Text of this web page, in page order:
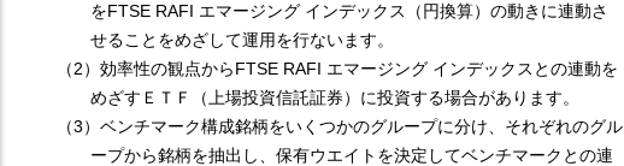
をFTSE RAFI エマージング インデックス（円換算）の動きに連動さ
せることをめざして運用を行ないます。
（2）効率性の観点からFTSE RAFI エマージング インデックスとの連動を
めざすＥＴＦ（上場投資信託証券）に投資する場合があります。
（3）ベンチマーク構成銘柄をいくつかのグループに分け、それぞれのグル
ープから銘柄を抽出し、保有ウエイトを決定してベンチマークとの連